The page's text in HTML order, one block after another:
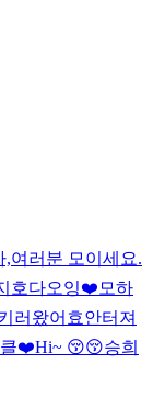
,여러분 모이세요.
호다오잉❤️ 모하
러왔어효안터져
클❤️Hi~ 😚😚승희